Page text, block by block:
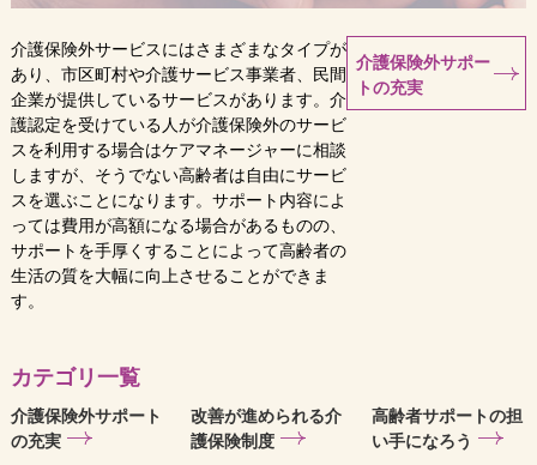
介護保険外サービスにはさまざまなタイプが
あり、市区町村や介護サービス事業者、民間
企業が提供しているサービスがあります。介
護認定を受けている人が介護保険外のサービ
スを利用する場合はケアマネージャーに相談
しますが、そうでない高齢者は自由にサービ
スを選ぶことになります。サポート内容によ
っては費用が高額になる場合があるものの、
サポートを手厚くすることによって高齢者の
生活の質を大幅に向上させることができま
す。
介護保険外サポー
トの充実
カテゴリ一覧
介護保険外サポート
の充実
改善が進められる介
護保険制度
高齢者サポートの担
い手になろう